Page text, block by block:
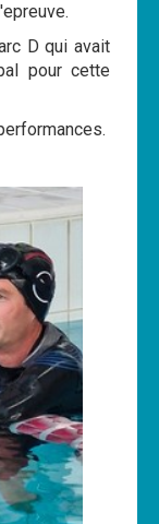
D qui avait
pour cette